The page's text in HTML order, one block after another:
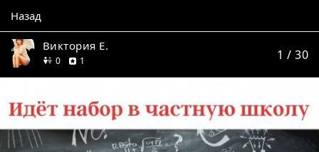
Назад
Виктория Е.
0друзей
1 1 / 30